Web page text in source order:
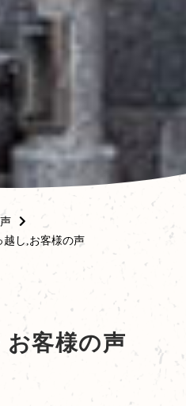
越し,お客様の声
お客様の声